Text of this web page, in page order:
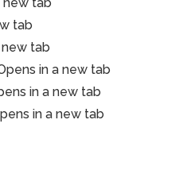
new tab
tab
new tab
in a new tab
in a new tab
in a new tab